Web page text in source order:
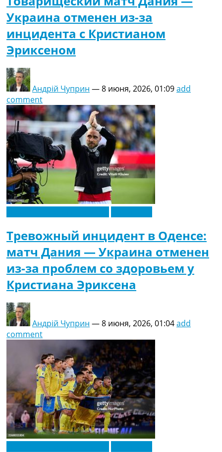
Украина отменен из-за
инцидента с Кристианом
Эриксеном
Андрій Чуприн —8 июня, 2026, 01:09add
comment
Тревожный инцидент в Оденсе:
матч Дания — Украина отменен
из-за проблем со здоровьем у
Кристиана Эриксена
Андрій Чуприн —8 июня, 2026, 01:04add
comment